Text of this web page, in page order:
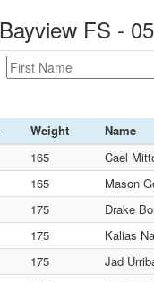
FS -
Weight
Name
165
Cael
165
Mason
175
Drake
175
Kalias
175
Jad